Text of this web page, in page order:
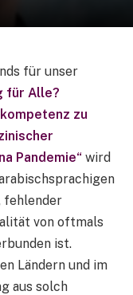
für unser
für Alle?
zu
Pandemie“ wird
fehlender
von oftmals
ist.
Ländern und im
aus solch